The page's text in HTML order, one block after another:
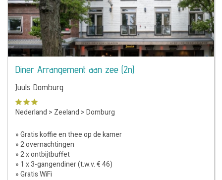
Diner Arrangement aan zee (2n)
Juuls Domburg
Nederland > Zeeland >Domburg
» Gratis koffie en thee op de kamer
» 2 overnachtingen
» 2 x ontbijtbuffet
» 1 x 3-gangendiner (t.w.v. € 46)
» Gratis WiFi